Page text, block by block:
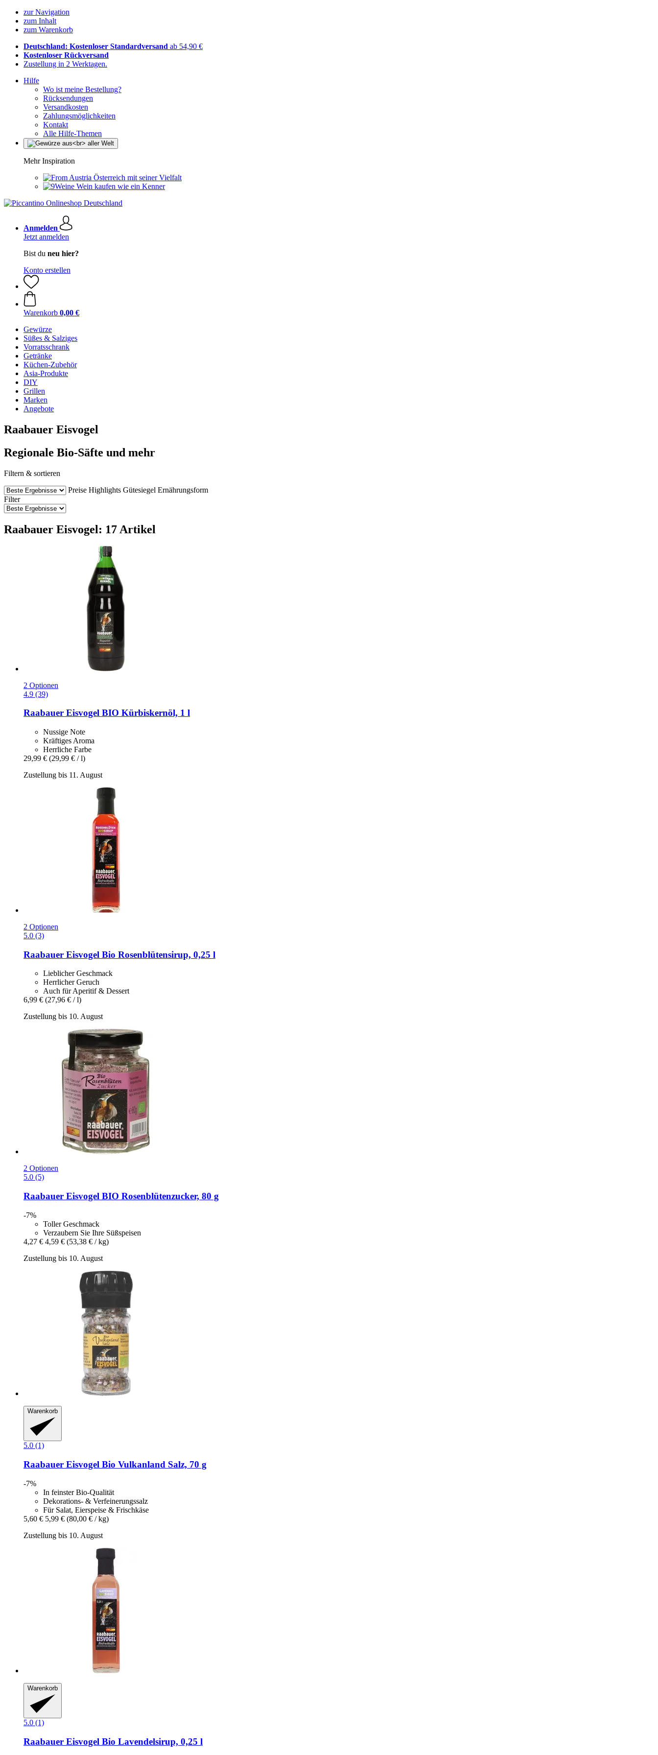
zur Navigation
zum Inhalt
zum Warenkorb
Deutschland: Kostenloser Standardversand ab 54,90 €
Kostenloser Rückversand
Zustellung in 2 Werktagen.
Hilfe
Wo ist meine Bestellung?
Rücksendungen
Versandkosten
Zahlungsmöglichkeiten
Kontakt
Alle Hilfe-Themen
Mehr Inspiration
Österreich mit seiner Vielfalt
Wein kaufen wie ein Kenner
Anmelden
Jetzt anmelden
Bist du neu hier?
Konto erstellen
Warenkorb 0,00 €
Gewürze
Süßes & Salziges
Vorratsschrank
Getränke
Küchen-Zubehör
Asia-Produkte
DIY
Grillen
Marken
Angebote
Raabauer Eisvogel
Regionale Bio-Säfte und mehr
Filtern & sortieren
Preise Highlights Gütesiegel Ernährungsform
Filter
Raabauer Eisvogel: 17 Artikel
2 Optionen
4.9 (39)
Raabauer Eisvogel BIO Kürbiskernöl, 1 l
Nussige Note
Kräftiges Aroma
Herrliche Farbe
29,99 € (29,99 € / l)
Zustellung bis 11. August
2 Optionen
5.0 (3)
Raabauer Eisvogel Bio Rosenblütensirup, 0,25 l
Lieblicher Geschmack
Herrlicher Geruch
Auch für Aperitif & Dessert
6,99 € (27,96 € / l)
Zustellung bis 10. August
2 Optionen
5.0 (5)
Raabauer Eisvogel BIO Rosenblütenzucker, 80 g
-7%
Toller Geschmack
Verzaubern Sie Ihre Süßspeisen
4,27 € 4,59 € (53,38 € / kg)
Zustellung bis 10. August
Warenkorb
5.0 (1)
Raabauer Eisvogel Bio Vulkanland Salz, 70 g
-7%
In feinster Bio-Qualität
Dekorations- & Verfeinerungssalz
Für Salat, Eierspeise & Frischkäse
5,60 € 5,99 € (80,00 € / kg)
Zustellung bis 10. August
Warenkorb
5.0 (1)
Raabauer Eisvogel Bio Lavendelsirup, 0,25 l